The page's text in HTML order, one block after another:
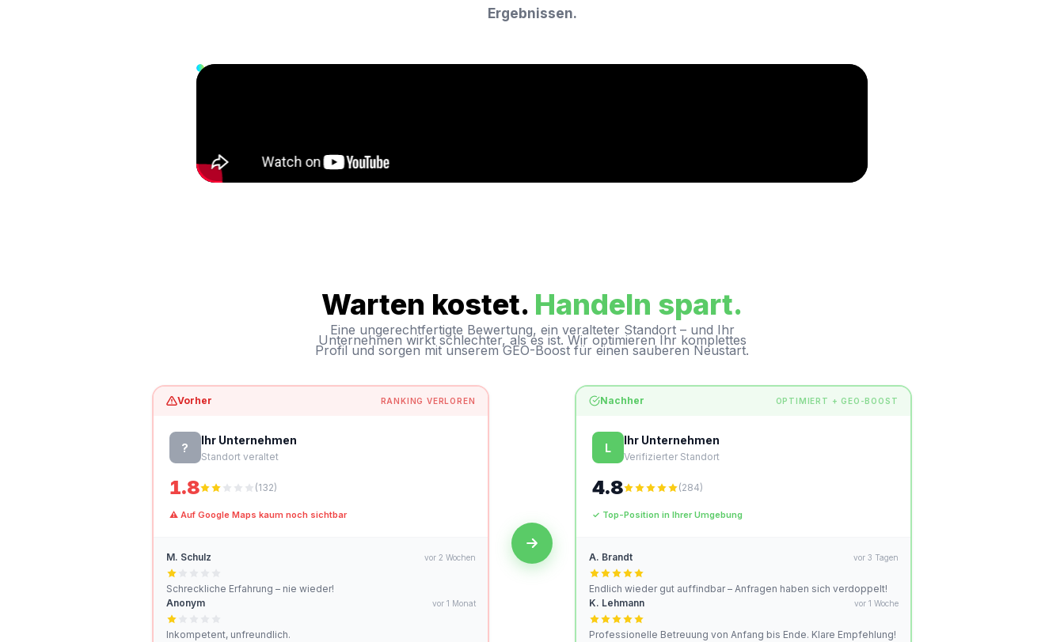
Ergebnissen.
Warten kostet. Handeln spart.
Eine ungerechtfertigte Bewertung, ein veralteter Standort – und Ihr
Unternehmen wirkt schlechter, als es ist. Wir optimieren Ihr komplettes
Profil und sorgen mit unserem GEO-Boost für einen sauberen Neustart.
Vorher RANKING VERLOREN
?
Ihr Unternehmen
Standort veraltet
1.8 (132)
⚠ Auf Google Maps kaum noch sichtbar
M. Schulz vor 2 Wochen
Schreckliche Erfahrung – nie wieder!
Anonym
vor 1 Monat
Inkompetent, unfreundlich.
Nachher OPTIMIERT + GEO-BOOST
L
Ihr Unternehmen
Verifizierter Standort
4.8 (284)
✓ Top-Position in Ihrer Umgebung
A. Brandt vor 3 Tagen
Endlich wieder gut auffindbar – Anfragen haben sich verdoppelt!
K. Lehmann
vor 1 Woche
Professionelle Betreuung von Anfang bis Ende. Klare Empfehlung!